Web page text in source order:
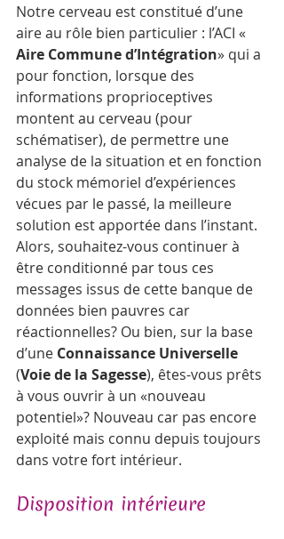
Notre cerveau est constitué d’une
aire au rôle bien particulier : l’ACI «
Aire Commune d’Intégration» qui a
pour fonction, lorsque des
informations proprioceptives
montent au cerveau (pour
schématiser), de permettre une
analyse de la situation et en fonction
du stock mémoriel d’expériences
vécues par le passé, la meilleure
solution est apportée dans l’instant.
Alors, souhaitez-vous continuer à
être conditionné par tous ces
messages issus de cette banque de
données bien pauvres car
réactionnelles? Ou bien, sur la base
d’une Connaissance Universelle
(Voie de la Sagesse), êtes-vous prêts
à vous ouvrir à un «nouveau
potentiel»? Nouveau car pas encore
exploité mais connu depuis toujours
dans votre fort intérieur.
Disposition intérieure